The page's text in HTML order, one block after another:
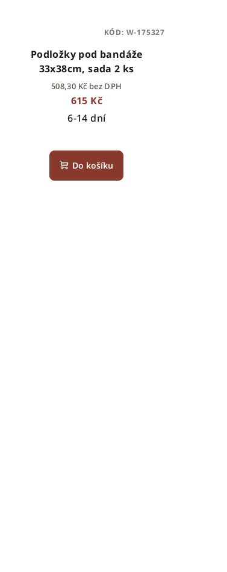
Podložky pod bandáže
33x38cm, sada 2 ks
508,30 Kč bez DPH
615 Kč
6-14 dní
Do košíku
KÓD: W-175327